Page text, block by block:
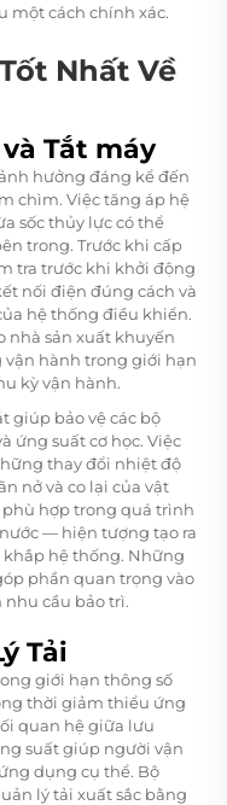
một cách chính xác.
Nhất Về
Tắt máy
hưởng đáng kể đến
chìm. Việc tăng áp hệ
sốc thủy lực có thể
trong. Trước khi cấp
tra trước khi khởi động
nối điện đúng cách và
hệ thống điều khiển.
nhà sản xuất khuyến
vận hành trong giới hạn
kỳ vận hành.
giúp bảo vệ các bộ
ứng suất cơ học. Việc
thay đổi nhiệt độ
nở và co lại của vật
hợp trong quá trình
— hiện tượng tạo ra
khắp hệ thống. Những
phần quan trọng vào
cầu bảo trì.
Tải
giới hạn thông số
thời giảm thiểu ứng
quan hệ giữa lưu
suất giúp người vận
dụng cụ thể. Bộ
lý tải xuất sắc bằng